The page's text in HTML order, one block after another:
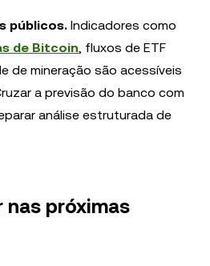
públicos. Indicadores como
de Bitcoin, fluxos de ETF
de mineração são acessíveis
a previsão do banco com
análise estruturada de
nas próximas